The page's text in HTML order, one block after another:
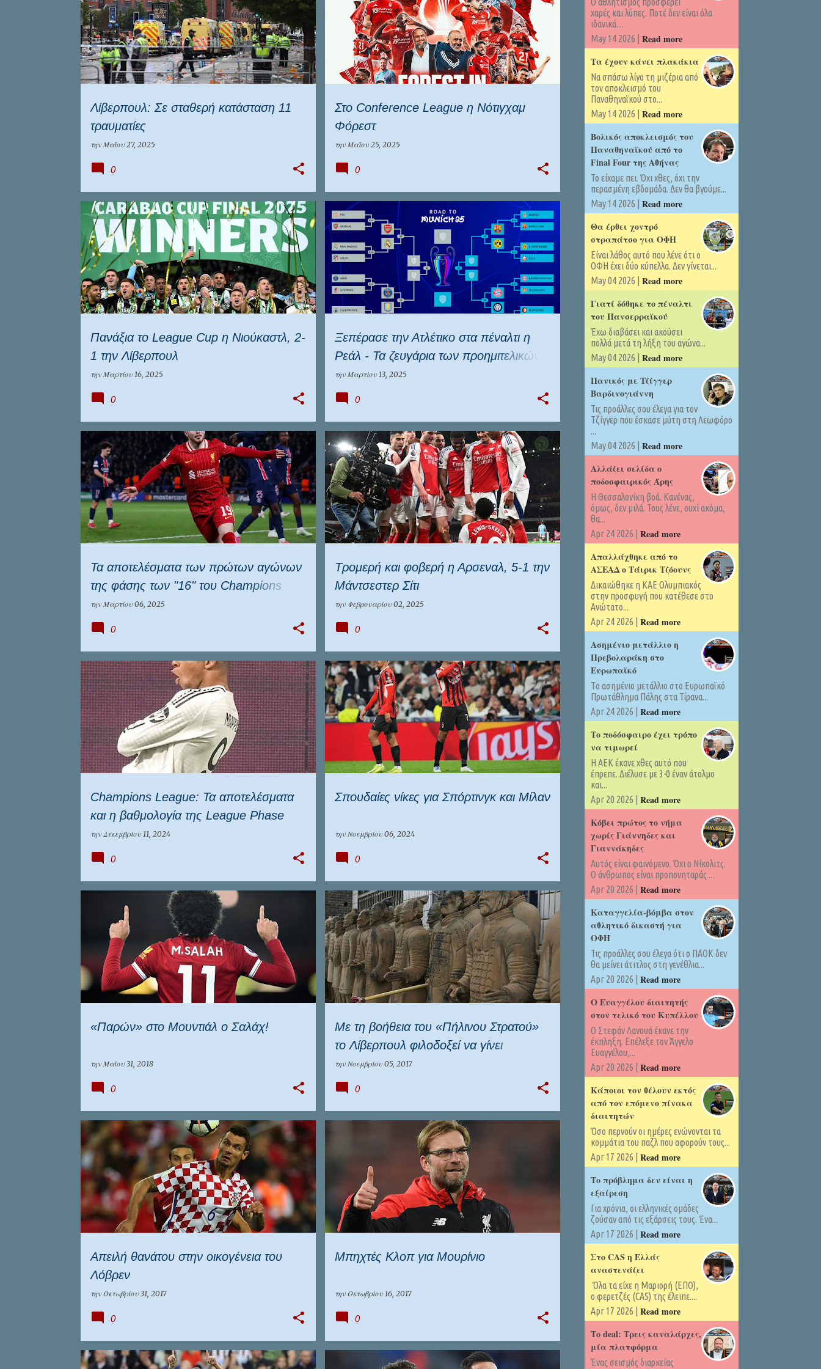
Λίβερπουλ: Σε σταθερή κατάσταση 11
τραυματίες
την Μαΐου 27, 2025
0
Στο Conference League η Νότιγχαμ
Φόρεστ
την Μαΐου 25, 2025
0
Πανάξια το League Cup η Νιούκαστλ, 2-
1 την Λίβερπουλ
την Μαρτίου 16, 2025
ΑΓΓΛΙΑ ΛΙΒΕΡΠΟΥΛ ΝΙΟΥΚΑΣΤΛ
0
Ξεπέρασε την Ατλέτικο στα πέναλτι η
Ρεάλ - Τα ζευγάρια των προημιτελικών
του Champions League
την Μαρτίου 13, 2025
ΑΣΤΟΝ ΑΤΛΕΤΙΚΟ ΜΑΔΡΙΤΗΣ ΙΝΤΕΡ +3
0
Τα αποτελέσματα των πρώτων αγώνων
της φάσης των "16" του Champions
League
την Μαρτίου 06, 2025
ΑΤΛΕΤΙΚΟ ΜΑΔΡΙΤΗΣ ΛΙΒΕΡΠΟΥΛ + 2
0
Τρομερή και φοβερή η Αρσεναλ, 5-1 την
Μάντσεστερ Σίτι
την Φεβρουαρίου 02, 2025
ΑΓΓΛΙΑ ΑΡΣΕΝΑΛ ΕΒΕΡΤΟΝ ΛΙΒΕΡΠΟΥΛ
ΜΑΝΤΣΕΣΤΕΡ ΣΙΤΙ ΝΙΟΥΚΑΣΤΛ
ΝΟΤΙΓΧΑΜ ΦΟΡΕΣΤ
0
Champions League: Τα αποτελέσματα
και η βαθμολογία της League Phase
την Δεκεμβρίου 11, 2024
ΑΣΤΟΝ ΒΙΛΑ ΙΝΤΕΡ ΛΕΒΕΡΚΟΥΖΕΝ ΛΕΙΨΙΑ +2
0
Σπουδαίες νίκες για Σπόρτινγκ και Μίλαν
την Νοεμβρίου 06, 2024
ΓΙΟΥΒΕΝΤΟΥΣ ΔΙΕΘΝΉ ΛΙΒΕΡΠΟΥΛ +3
0
«Παρών» στο Μουντιάλ ο Σαλάχ!
την Μαΐου 31, 2018
ΑΊΓΥΠΤΟΣ ΛΙΒΕΡΠΟΥΛ
0
Με τη βοήθεια του «Πήλινου Στρατού»
το Λίβερπουλ φιλοδοξεί να γίνει
πολιτιστικός πόλος έλξης
την Νοεμβρίου 05, 2017
ΑΓΓΛΙΑ ΔΙΕΘΝΉ ΛΙΒΕΡΠΟΥΛ ΠΟΛΙΤΙΣΜΟΣ
0
Απειλή θανάτου στην οικογένεια του
Λόβρεν
την Οκτωβρίου 31, 2017
ΑΓΓΛΊΑ ΔΙΕΘΝΉ ΚΡΟΑΤΙΑ ΛΙΒΕΡΠΟΥΛ
0
Μπηχτές Κλοπ για Μουρίνιο
την Οκτωβρίου 16, 2017
0
χαρές και λύπες. Ποτέ δεν είναι όλα
ιδανικά....
May 14 2026 | Read more
Τα έχουν κάνει πλακάκια
Να σπάσω λίγο τη μιζέρια από
τον αποκλεισμό του
Παναθηναϊκού στο...
May 14 2026 | Read more
Βολικός αποκλεισμός του
Παναθηναϊκού από το
Final Four της Αθήνας
Το είχαμε πει. Όχι χθες, όχι την
περασμένη εβδομάδα. Δεν θα βγούμε...
May 14 2026 | Read more
Θα έρθει χοντρό
στραπάτσο για ΟΦΗ
Είναι λάθος αυτό που λένε ότι ο
ΟΦΗ έχει δύο κύπελλα. Δεν γίνεται...
May 04 2026 | Read more
Γιατί δόθηκε το πέναλτι
του Πανσερραϊκού
Έχω διαβάσει και ακούσει
πολλά μετά τη λήξη του αγώνα...
May 04 2026 | Read more
Πανικός με Τζίγγερ
Βαρδινογιάννη
Τις προάλλες σου έλεγα για τον
Τζίγγερ που έσκασε μύτη στη Λεωφόρο
...
May 04 2026 | Read more
Αλλάζει σελίδα ο
ποδοσφαιρικός Άρης
Η Θεσσαλονίκη βοά. Κανένας,
όμως, δεν μιλά. Τους λένε, ουχί ακόμα,
θα...
Apr 24 2026 | Read more
Απαλλάχθηκε από το
ΑΣΕΑΔ ο Τάιρικ Τζόουνς
Δικαιώθηκε η ΚΑΕ Ολυμπιακός
στην προσφυγή που κατέθεσε στο
Ανώτατο...
Apr 24 2026 | Read more
Ασημένιο μετάλλιο η
Πρεβολαράκη στο
Ευρωπαϊκό
Tο ασημένιο μετάλλιο στο Ευρωπαϊκό
Πρωτάθλημα Πάλης στα Τίρανα...
Apr 24 2026 | Read more
Το ποδόσφαιρο έχει τρόπο
να τιμωρεί
Η ΑΕΚ έκανε χθες αυτό που
έπρεπε. Διέλυσε με 3-0 έναν άτολμο
και...
Apr 20 2026 | Read more
Kόβει πρώτος το νήμα
χωρίς Γιάννηδες και
Γιαννάκηδες
Αυτός είναι φαινόμενο. Όχι ο Νίκολιτς.
Ο άνθρωπος είναι προπονηταράς ...
Apr 20 2026 | Read more
Καταγγελία-βόμβα στον
αθλητικό δικαστή για
ΟΦΗ
Τις προάλλες σου έλεγα ότι ο ΠΑΟΚ δεν
θα μείνει άτιτλος στη γενέθλια...
Apr 20 2026 | Read more
Ο Ευαγγέλου διαιτητής
στον τελικό του Κυπέλλου
Ο Στεφάν Λανουά έκανε την
έκπληξη. Επέλεξε τον Άγγελο
Ευαγγέλου,...
Apr 20 2026 | Read more
Κάποιοι τον θέλουν εκτός
από τον επόμενο πίνακα
διαιτητών
Όσο περνούν οι ημέρες ενώνονται τα
κομμάτια του παζλ που αφορούν τους...
Apr 17 2026 | Read more
Το πρόβλημα δεν είναι η
εξαίρεση
Για χρόνια, οι ελληνικές ομάδες
ζούσαν από τις εξάρσεις τους. Ένα...
Apr 17 2026 | Read more
Στο CAS η Ελλάς
αναστενάζει
Όλα τα είχε η Μαριορή (ΕΠΟ),
ο φερετζές (CAS) της έλειπε....
Apr 17 2026 | Read more
Το deal: Τρεις καναλάρχες,
μία πλατφόρμα
Ένας σεισμός διαρκείας